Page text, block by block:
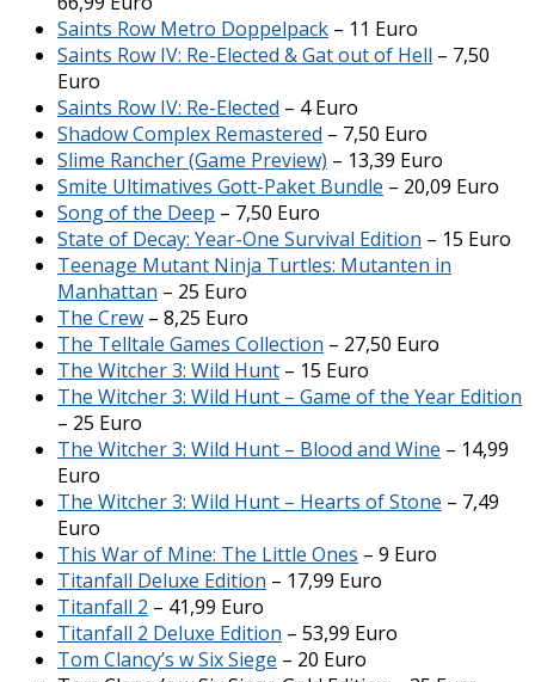
Saints Row Metro Doppelpack – 11 Euro
Saints Row IV: Re-Elected & Gat out of Hell – 7,50
Euro
Saints Row IV: Re-Elected – 4 Euro
Shadow Complex Remastered – 7,50 Euro
Slime Rancher (Game Preview) – 13,39 Euro
Smite Ultimatives Gott-Paket Bundle – 20,09 Euro
Song of the Deep – 7,50 Euro
State of Decay: Year-One Survival Edition – 15 Euro
Teenage Mutant Ninja Turtles: Mutanten in
Manhattan – 25 Euro
The Crew – 8,25 Euro
The Telltale Games Collection – 27,50 Euro
The Witcher 3: Wild Hunt – 15 Euro
The Witcher 3: Wild Hunt – Game of the Year Edition
– 25 Euro
The Witcher 3: Wild Hunt – Blood and Wine – 14,99
Euro
The Witcher 3: Wild Hunt – Hearts of Stone – 7,49
Euro
This War of Mine: The Little Ones – 9 Euro
Titanfall Deluxe Edition – 17,99 Euro
Titanfall 2 – 41,99 Euro
Titanfall 2 Deluxe Edition – 53,99 Euro
Tom Clancy’s w Six Siege – 20 Euro